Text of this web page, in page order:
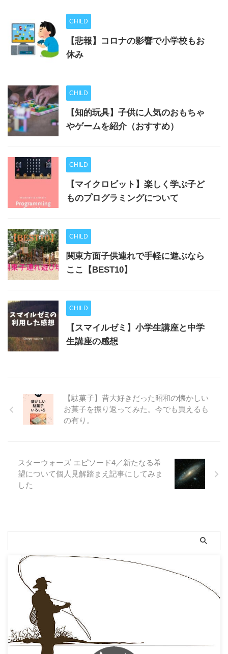
CHILD
【悲報】コロナの影響で小学校もお
休み
CHILD
【知的玩具】子供に人気のおもちゃ
やゲームを紹介（おすすめ）
CHILD
【マイクロビット】楽しく学ぶ子ど
ものプログラミングについて
CHILD
関東方面子供連れで手軽に遊ぶなら
ここ【BEST10】
CHILD
【スマイルゼミ】小学生講座と中学
生講座の感想
【駄菓子】昔大好きだった昭和の懐かしい
お菓子を振り返ってみた。今でも買えるも
の有り。
スターウォーズ エピソード4／新たなる希
望について個人見解踏まえ記事にしてみま
した